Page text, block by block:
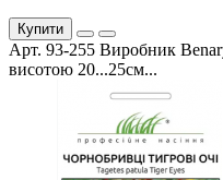
Купити
Арт. 93-255 Виробник
висотою 20...25см...